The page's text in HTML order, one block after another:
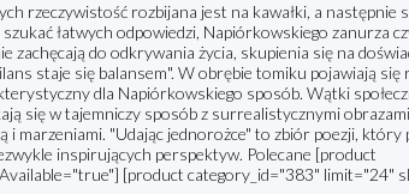
rzeczywistość rozbijana jest na kawałki, a następnie
łatwych odpowiedzi, Napiórkowskiego zanurza
zachęcają do odkrywania życia, skupienia się na
staje się balansem". W obrębie tomiku pojawiają się
dla Napiórkowskiego sposób. Wątki
się w tajemniczy sposób z surrealistycznymi
i marzeniami. "Udając jednorożce" to zbiór poezji, który
inspirujących perspektyw. Polecane [product
[product category_id="383" limit="24"